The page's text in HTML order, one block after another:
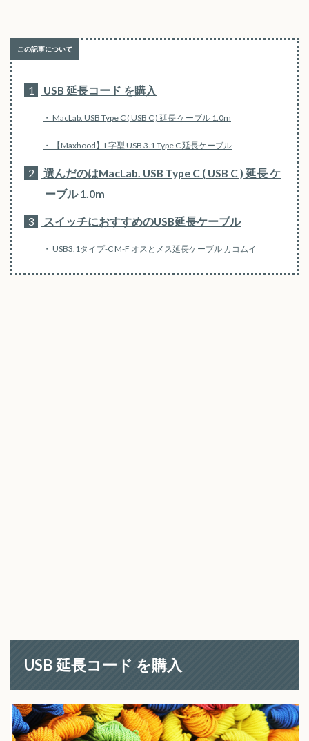
1 USB 延長コード を購入
MacLab. USB Type C ( USB C ) 延長 ケーブル 1.0m
【Maxhood】L字型 USB 3.1 Type C 延長ケーブル
2
選んだのはMacLab. USB Type C ( USB C ) 延長 ケ
ーブル 1.0m
3 スイッチにおすすめのUSB延長ケーブル
USB3.1タイプ-C M-F オスとメス延長ケーブル カコムイ
USB 延長コード を購入